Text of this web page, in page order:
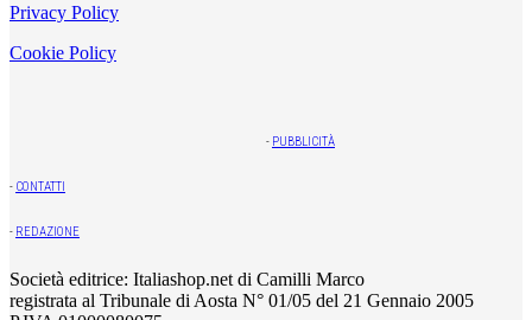
Privacy Policy
Cookie Policy
- PUBBLICITÀ
- CONTATTI
- REDAZIONE
Società editrice: Italiashop.net di Camilli Marco
registrata al Tribunale di Aosta N° 01/05 del 21 Gennaio 2005